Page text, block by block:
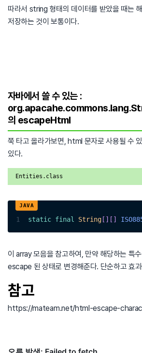
따라서 string 형태의 데이터를 받았을 때는
저장하는 것이 보통이다.
자바에서 쓸 수 있는 :
의 escapeHtml
쭉 타고 올라가보면, html 문자로 사용될 수
있다.
Entities.class
1 static final String [ ] [ ]
이 array 모음을 참고하여, 만약 해당하는 특
escape 된 상태로 변경해준다. 단순하고 효
참고
https://mateam.net/html-escape-